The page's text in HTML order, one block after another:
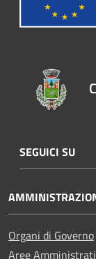
SEGUICI SU
Organi di Governo
Aree